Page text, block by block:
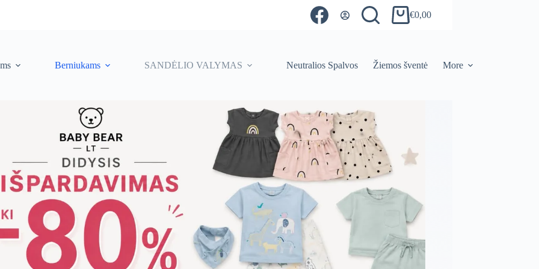
Shopping
€0,00
Berniukams SANDĖLIO VALYMAS Neutralios Spalvos Žiemos šventė More